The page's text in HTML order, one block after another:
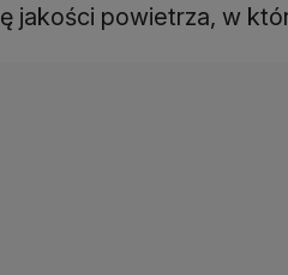
jakości powietrza, w